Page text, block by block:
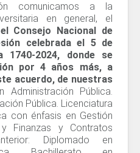
comunicamos a la
en general, el
Consejo Nacional de
celebrada el 5 de
2024, donde se
por 4 años más, a
acuerdo, de nuestras
Administración Pública.
Pública. Licenciatura
con énfasis en Gestión
Finanzas y Contratos
Diplomado en